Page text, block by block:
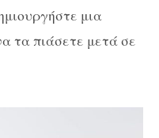
μια
τα πιάσετε μετά σε